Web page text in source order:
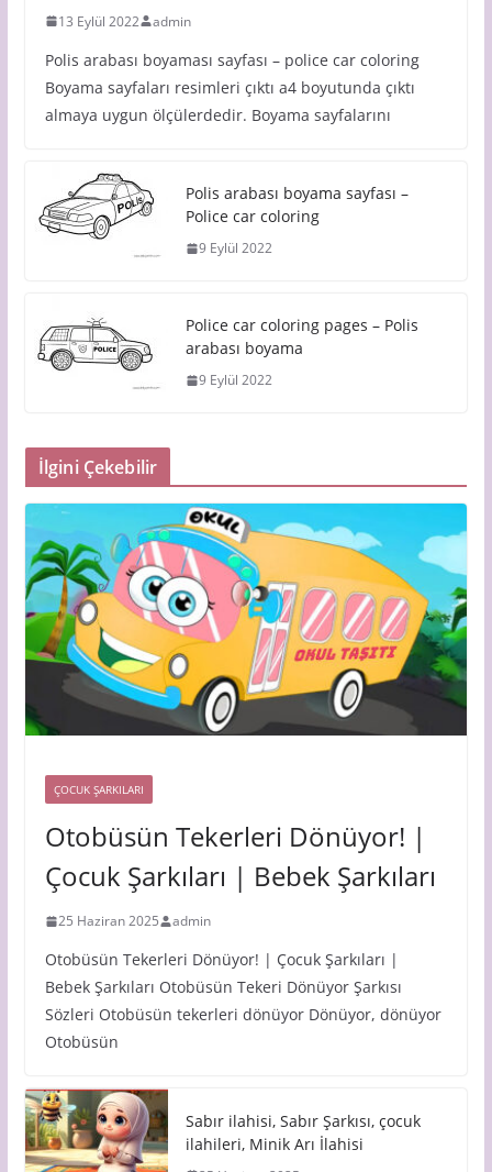
13 Eylül 2022 admin
Polis arabası boyaması sayfası – police car coloring
Boyama sayfaları resimleri çıktı a4 boyutunda çıktı
almaya uygun ölçülerdedir. Boyama sayfalarını
Polis arabası boyama sayfası –
Police car coloring
9 Eylül 2022
Police car coloring pages – Polis
arabası boyama
9 Eylül 2022
İlgini Çekebilir
ÇOCUK ŞARKILARI
Otobüsün Tekerleri Dönüyor! |
Çocuk Şarkıları | Bebek Şarkıları
25 Haziran 2025 admin
Otobüsün Tekerleri Dönüyor! | Çocuk Şarkıları |
Bebek Şarkıları Otobüsün Tekeri Dönüyor Şarkısı
Sözleri Otobüsün tekerleri dönüyor Dönüyor, dönüyor
Otobüsün
Sabır ilahisi, Sabır Şarkısı, çocuk
ilahileri, Minik Arı İlahisi